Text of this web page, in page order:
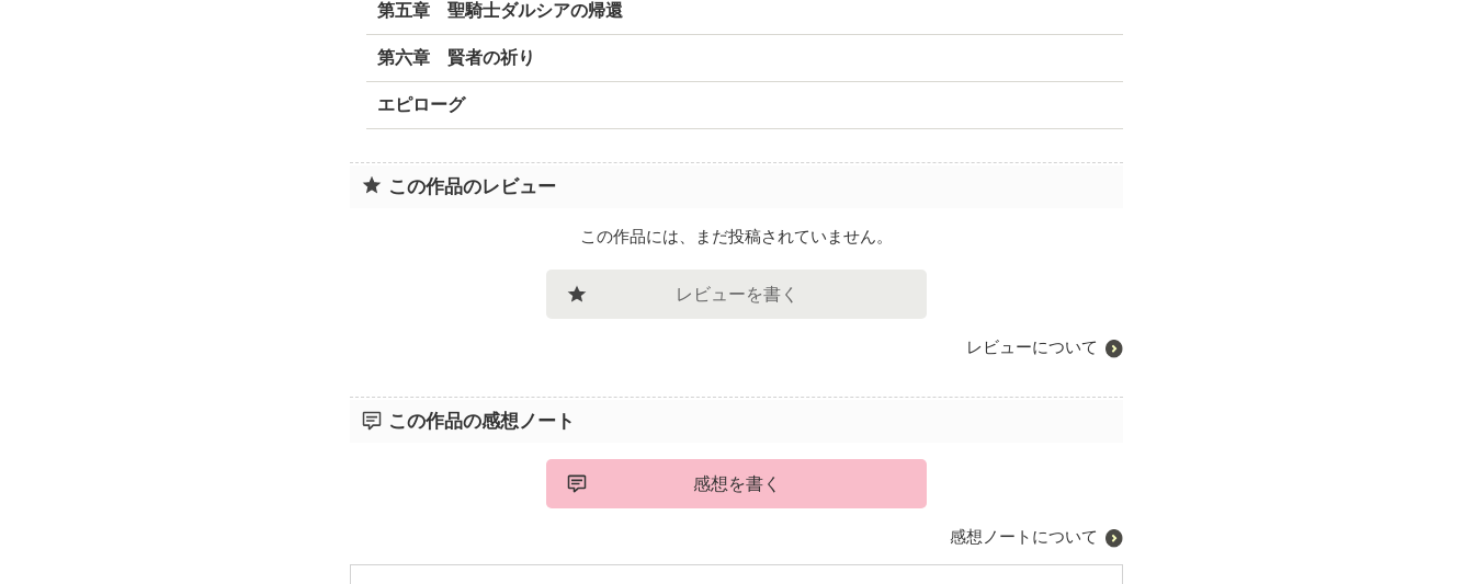
第五章 聖騎士ダルシアの帰還
第六章 賢者の祈り
エピローグ
この作品のレビュー
この作品には、まだ投稿されていません。
レビューを書く
レビューについて
この作品の感想ノート
感想を書く
感想ノートについて